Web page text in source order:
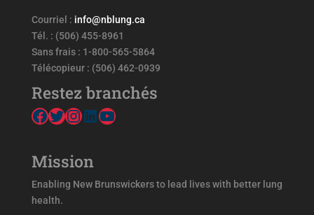
Courriel : info@nblung.ca
Tél. : (506) 455-8961
Sans frais : 1-800-565-5864
Télécopieur : (506) 462-0939
Restez branchés
Facebook
Twitter
Instagram
LinkedIn
YouTube
Mission
Enabling New Brunswickers to lead lives with better lung
health.